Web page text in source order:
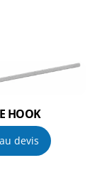
HOOK
devis